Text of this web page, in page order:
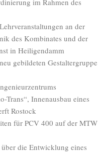
im Rahmen des
an der
des Kombinates und der
in Heiligendamm
gebildeten Gestaltergruppe
Trans“, Innenausbau eines
Rostock
für PCV 400 auf der MTW
die Entwicklung eines